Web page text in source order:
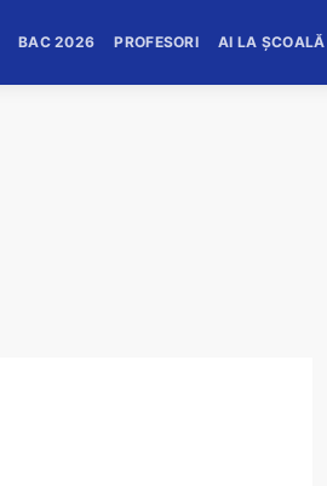
BAC 2026 PROFESORI AI LA ȘCOALĂ